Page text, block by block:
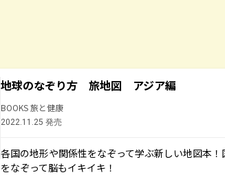
地球のなぞり方 旅地図 アジア編
BOOKS 旅と健康
2022.11.25 発売
各国の地形や関係性をなぞって学ぶ新しい地図本
をなぞって脳もイキイキ！